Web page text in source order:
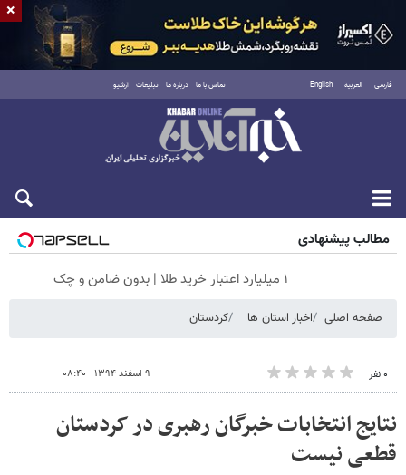
فارسی العربية English تماس با ما درباره ما تبلیغات آرشیو
جمعه ۱۶ مرداد ۱۴۰۵
مطالب پیشنهادی
۱ میلیارد اعتبار خرید طلا | بدون ضامن و چک
صفحه اصلی اخبار استان ها کردستان
۰ نفر ۹ اسفند ۱۳۹۴ - ۰۸:۴۰
نتایج انتخابات خبرگان رهبری در کردستان
قطعی نیست
×